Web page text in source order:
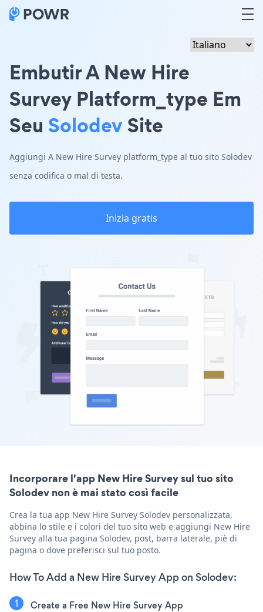
Embutir A New Hire
Survey Platform_type Em
Seu SolodevSite
Aggiungi A New Hire Survey platform_type al tuo sito Solodev
senza codifica o mal di testa.
Inizia gratis
Incorporare l'app New Hire Survey sul tuo sito
Solodev non è mai stato così facile
Crea la tua app New Hire Survey Solodev personalizzata,
abbina lo stile e i colori del tuo sito web e aggiungi New Hire
Survey alla tua pagina Solodev, post, barra laterale, piè di
pagina o dove preferisci sul tuo posto.
How To Add a New Hire Survey App on Solodev:
Create a Free New Hire Survey App